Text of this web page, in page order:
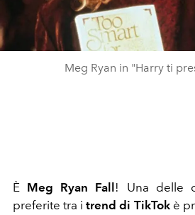
Meg Ryan in "Harry ti
È Meg Ryan Fall ! Una delle
preferite tra itrend di TikTok è